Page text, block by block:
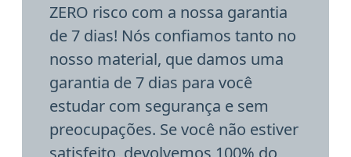
ZERO risco com a nossa garantia
de 7 dias! Nós confiamos tanto no
nosso material, que damos uma
garantia de 7 dias para você
estudar com segurança e sem
preocupações. Se você não estiver
satisfeito, devolvemos 100% do